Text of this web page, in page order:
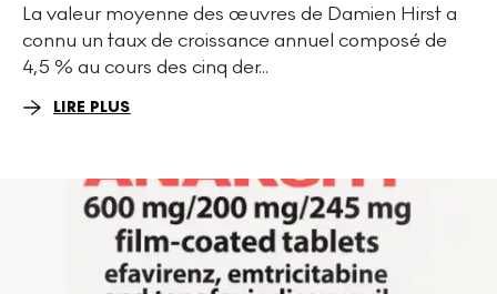
EA
La valeur moyenne des œuvres de Damien Hirst a
connu un taux de croissance annuel composé de
4,5 % au cours des cinq der...
LIRE PLUS